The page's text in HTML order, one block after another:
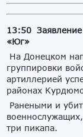
13:50
«Юг»
На Донецком
группировки
артиллерией
районах
Ранеными и
три пикапа.